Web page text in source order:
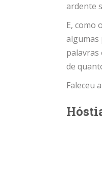
ardente
E, como
algumas
palavras
de
Faleceu